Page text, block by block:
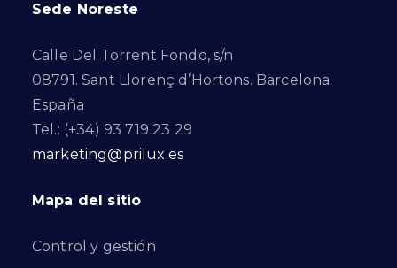
Sede Noreste
Calle Del Torrent Fondo, s/n
08791. Sant Llorenç d’Hortons. Barcelona.
España
Tel.: (+34) 93 719 23 29
marketing@prilux.es
Mapa del sitio
Control y gestión